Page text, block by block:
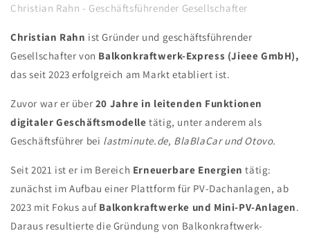
Christian Rahn - Geschäftsführender Gesellschafter
Christian Rahn ist Gründer und geschäftsführender
Gesellschafter von Balkonkraftwerk-Express (Jieee GmbH),
das seit 2023 erfolgreich am Markt etabliert ist.
Zuvor war er über 20 Jahre in leitenden Funktionen
digitaler Geschäftsmodelle tätig, unter anderem als
Geschäftsführer bei lastminute.de, BlaBlaCar und Otovo.
Seit 2021 ist er im Bereich Erneuerbare Energientätig:
zunächst im Aufbau einer Plattform für PV-Dachanlagen, ab
2023 mit Fokus auf Balkonkraftwerke und Mini-PV-Anlagen.
Daraus resultierte die Gründung von Balkonkraftwerk-